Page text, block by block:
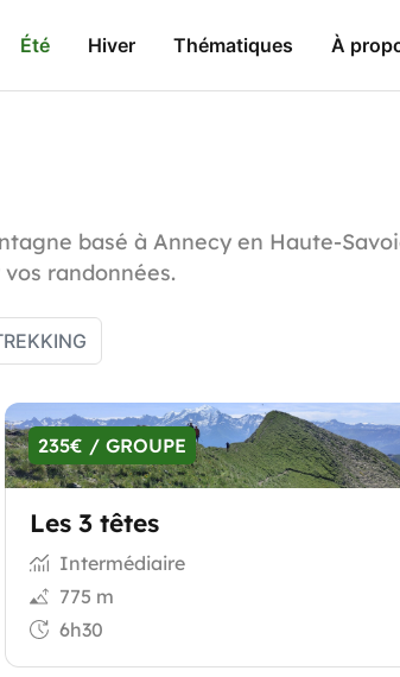
Été Hiver Thématiques À
basé à Annecy en Haute-
randonnées.
235€ / GROUPE
Les 3 têtes
Intermédiaire
775 m
6h30